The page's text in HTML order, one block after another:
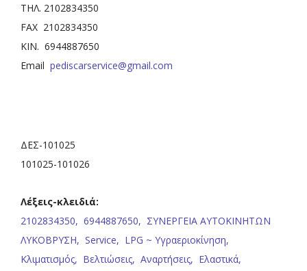
ΤΗΛ. 2102834350
FAX 2102834350
ΚΙΝ. 6944887650
Email pediscarservice@gmail.com
ΔΕΣ-101025
101025-101026
Λέξεις-κλειδιά:
2102834350, 6944887650, ΣΥΝΕΡΓΕΙΑ ΑΥΤΟΚΙΝΗΤΩΝ
ΛΥΚΟΒΡΥΣΗ, Service, LPG ~ Υγραεριοκίνηση,
Κλιματισμός, Βελτιώσεις, Αναρτήσεις, Ελαστικά,